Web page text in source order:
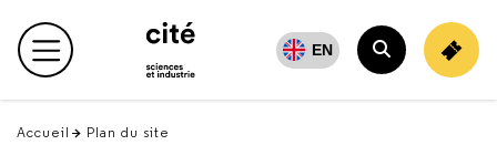
en
haut Menu principal EN
Rechercher
Accueil Plan du site